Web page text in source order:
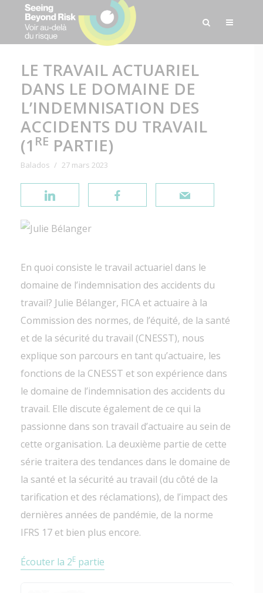
LE TRAVAIL ACTUARIEL
DANS LE DOMAINE DE
L’INDEMNISATION DES
ACCIDENTS DU TRAVAIL
(1 RE PARTIE)
Balados 27 mars 2023
En quoi consiste le travail actuariel dans le
domaine de l’indemnisation des accidents du
travail? Julie Bélanger, FICA et actuaire à la
Commission des normes, de l’équité, de la santé
et de la sécurité du travail (CNESST), nous
explique son parcours en tant qu’actuaire, les
fonctions de la CNESST et son expérience dans
le domaine de l’indemnisation des accidents du
travail. Elle discute également de ce qui la
passionne dans son travail d’actuaire au sein de
cette organisation. La deuxième partie de cette
série traitera des tendances dans le domaine de
la santé et la sécurité au travail (du côté de la
tarification et des réclamations), de l’impact des
dernières années de pandémie, de la norme
IFRS 17 et bien plus encore.
Écouter la 2Epartie